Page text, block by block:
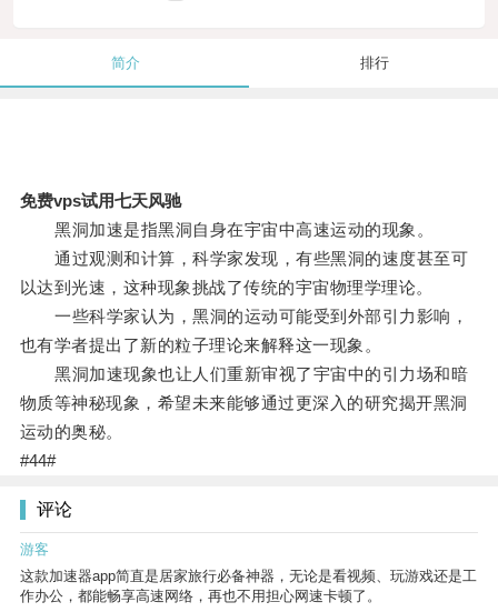
简介 排行
免费vps试用七天风驰
黑洞加速是指黑洞自身在宇宙中高速运动的现象。
通过观测和计算，科学家发现，有些黑洞的速度甚至可
以达到光速，这种现象挑战了传统的宇宙物理学理论。
一些科学家认为，黑洞的运动可能受到外部引力影响，
也有学者提出了新的粒子理论来解释这一现象。
黑洞加速现象也让人们重新审视了宇宙中的引力场和暗
物质等神秘现象，希望未来能够通过更深入的研究揭开黑洞
运动的奥秘。
#44#
评论
游客
这款加速器app简直是居家旅行必备神器，无论是看视频、玩游戏还是工
作办公，都能畅享高速网络，再也不用担心网速卡顿了。